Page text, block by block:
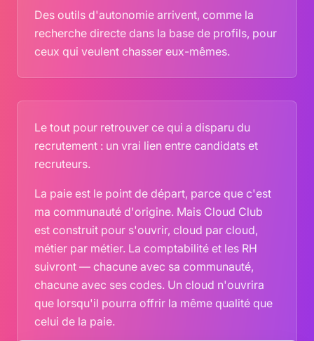
Des outils d'autonomie arrivent, comme la
recherche directe dans la base de profils, pour
ceux qui veulent chasser eux-mêmes.
Le tout pour retrouver ce qui a disparu du
recrutement : un vrai lien entre candidats et
recruteurs.
La paie est le point de départ, parce que c'est
ma communauté d'origine. Mais Cloud Club
est construit pour s'ouvrir, cloud par cloud,
métier par métier. La comptabilité et les RH
suivront — chacune avec sa communauté,
chacune avec ses codes. Un cloud n'ouvrira
que lorsqu'il pourra offrir la même qualité que
celui de la paie.